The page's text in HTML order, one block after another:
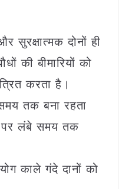
सुरक्षात्मक दोनों ही
की बीमारियों को
करता है।
तक बना रहता
पर लंबे समय तक
काले गंदे दानों को